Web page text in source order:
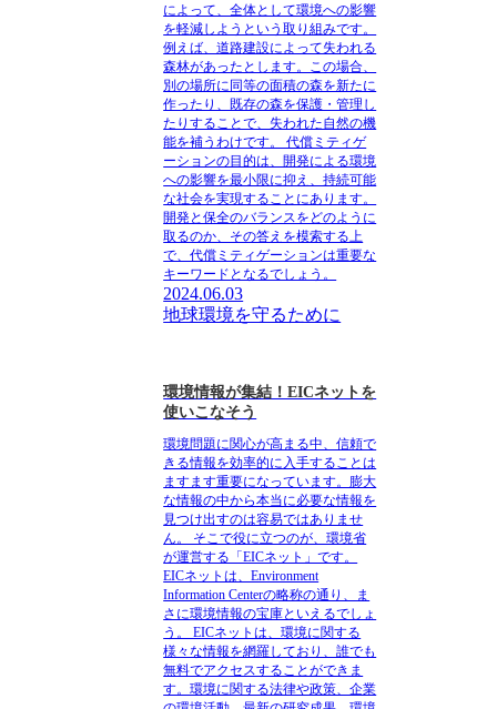
によって、全体として環境への影響
を軽減しようという取り組みです。
例えば、道路建設によって失われる
森林があったとします。この場合、
別の場所に同等の面積の森を新たに
作ったり、既存の森を保護・管理し
たりすることで、失われた自然の機
能を補うわけです。 代償ミティゲ
ーションの目的は、開発による環境
への影響を最小限に抑え、持続可能
な社会を実現することにあります。
開発と保全のバランスをどのように
取るのか、その答えを模索する上
で、代償ミティゲーションは重要な
キーワードとなるでしょう。
2024.06.03
地球環境を守るために
環境情報が集結！EICネットを
使いこなそう
環境問題に関心が高まる中、信頼で
きる情報を効率的に入手することは
ますます重要になっています。膨大
な情報の中から本当に必要な情報を
見つけ出すのは容易ではありませ
ん。 そこで役に立つのが、環境省
が運営する「EICネット」です。
EICネットは、Environment
Information Centerの略称の通り、ま
さに環境情報の宝庫といえるでしょ
う。 EICネットは、環境に関する
様々な情報を網羅しており、誰でも
無料でアクセスすることができま
す。環境に関する法律や政策、企業